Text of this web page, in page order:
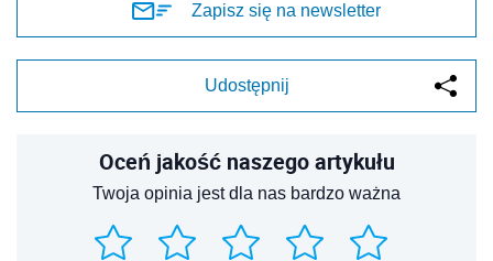
Zapisz się na newsletter
Udostępnij
Oceń jakość naszego artykułu
Twoja opinia jest dla nas bardzo ważna